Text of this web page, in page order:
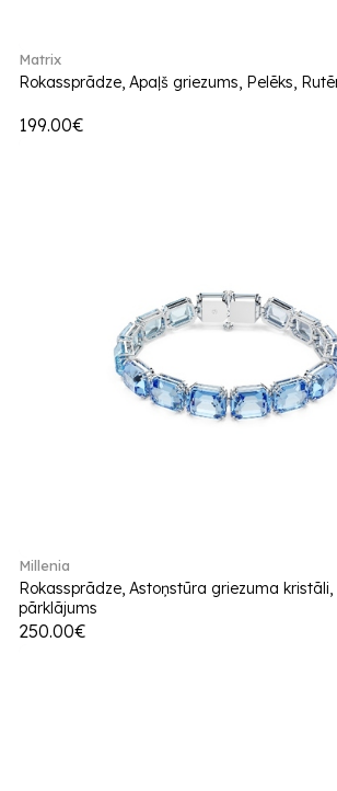
Matrix
Rokassprādze, Apaļš griezums, Pelēks,
199.00€
Millenia
Rokassprādze, Astoņstūra griezuma kristāli,
pārklājums
250.00€